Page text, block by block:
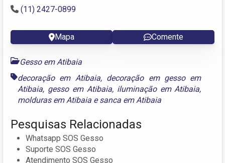
(11) 2427-0899
Mapa Comente
Gesso em Atibaia
decoração em Atibaia, decoração em gesso em
Atibaia, gesso em Atibaia, iluminação em Atibaia,
molduras em Atibaia esanca em Atibaia
Pesquisas Relacionadas
Whatsapp SOS Gesso
Suporte SOS Gesso
Atendimento SOS Gesso